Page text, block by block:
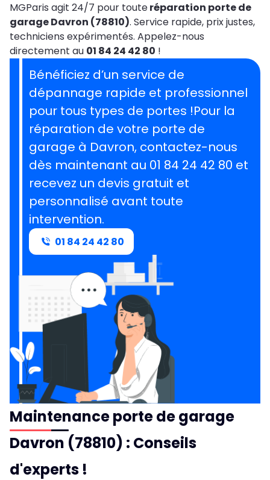
MGParis agit 24/7 pour touteréparation porte de
garage Davron (78810). Service rapide, prix justes,
techniciens expérimentés. Appelez-nous
directement au 01 84 24 42 80 !
Bénéficiez d’un service de
dépannage rapide et professionnel
pour tous types de portes !Pour la
réparation de votre porte de
garage à Davron, contactez-nous
dès maintenant au 01 84 24 42 80 et
recevez un devis gratuit et
personnalisé avant toute
intervention.
01 84 24 42 80
Maintenance porte de garage
Davron (78810) : Conseils
d'experts !